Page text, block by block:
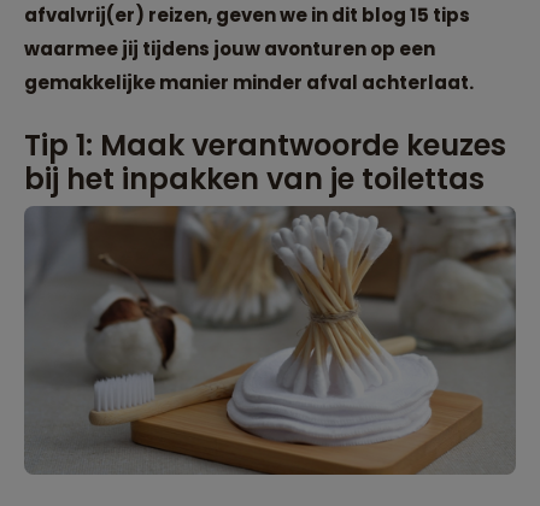
afvalvrij(er) reizen, geven we in dit blog 15 tips
waarmee jij tijdens jouw avonturen op een
gemakkelijke manier minder afval achterlaat.
Tip 1: Maak verantwoorde keuzes
bij het inpakken van je toilettas